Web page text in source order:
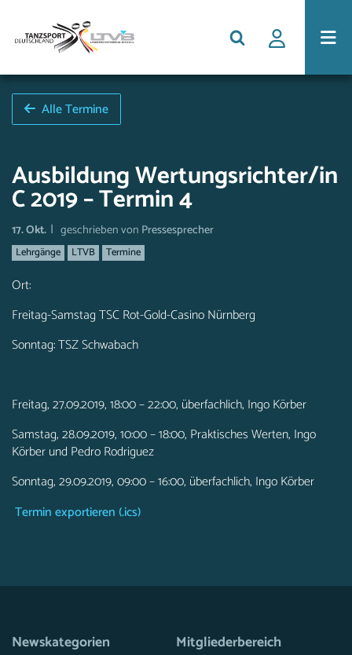
Alle Termine
Ausbildung Wertungsrichter/in
C 2019 – Termin 4
17. Okt. | geschrieben von Pressesprecher
Lehrgänge LTVB Termine
Ort:
Freitag-Samstag TSC Rot-Gold-Casino Nürnberg
Sonntag: TSZ Schwabach
Freitag, 27.09.2019, 18:00 – 22:00, überfachlich, Ingo Körber
Samstag, 28.09.2019, 10:00 – 18:00, Praktisches Werten, Ingo
Körber und Pedro Rodriguez
Sonntag, 29.09.2019, 09:00 – 16:00, überfachlich, Ingo Körber
Termin exportieren (.ics)
Newskategorien Mitgliederbereich